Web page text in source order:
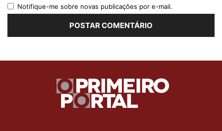
Notifique-me sobre novas publicações por e-mail.